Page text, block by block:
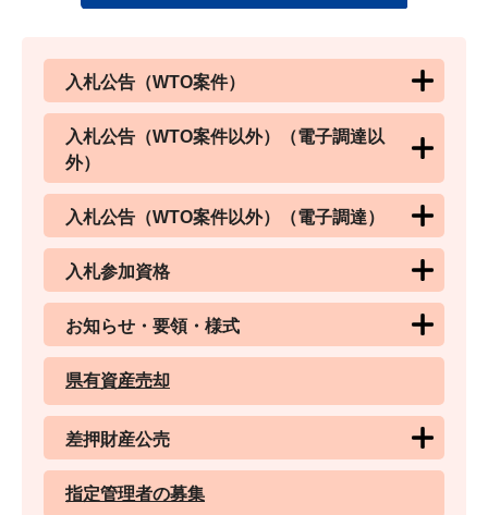
入札公告（WTO案件）
入札公告（WTO案件以外）（電子調達以
外）
入札公告（WTO案件以外）（電子調達）
入札参加資格
お知らせ・要領・様式
県有資産売却
差押財産公売
指定管理者の募集